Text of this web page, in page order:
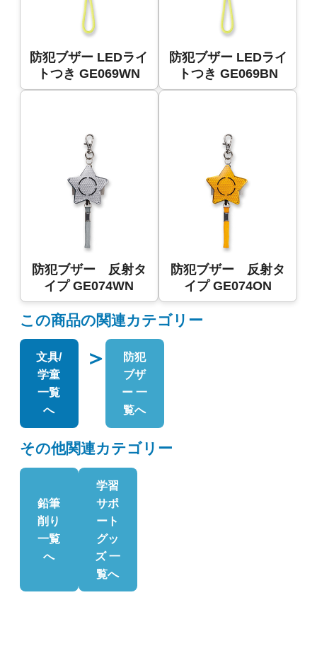
防犯ブザー LEDライ
トつき GE069WN
防犯ブザー LEDライ
トつき GE069BN
防犯ブザー 反射タ
イプ GE074WN
防犯ブザー 反射タ
イプ GE074ON
この商品の関連カテゴリー
文具/
学童
一覧
へ
＞
防犯
ブザ
ー 一
覧へ
その他関連カテゴリー
鉛筆
削り
一覧
へ
学習
サポ
ート
グッ
ズ 一
覧へ